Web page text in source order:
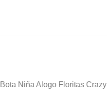
Bota Niña Alogo Floritas Crazy